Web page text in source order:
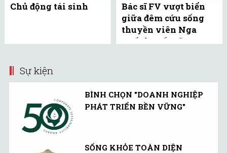
Chủ động tái sinh
Bác sĩ FV vượt biển
giữa đêm cứu sống
thuyền viên Nga
xuất huyết não
Sự kiện
BÌNH CHỌN "DOANH NGHIỆP
PHÁT TRIỂN BỀN VỮNG"
SỐNG KHỎE TOÀN DIỆN